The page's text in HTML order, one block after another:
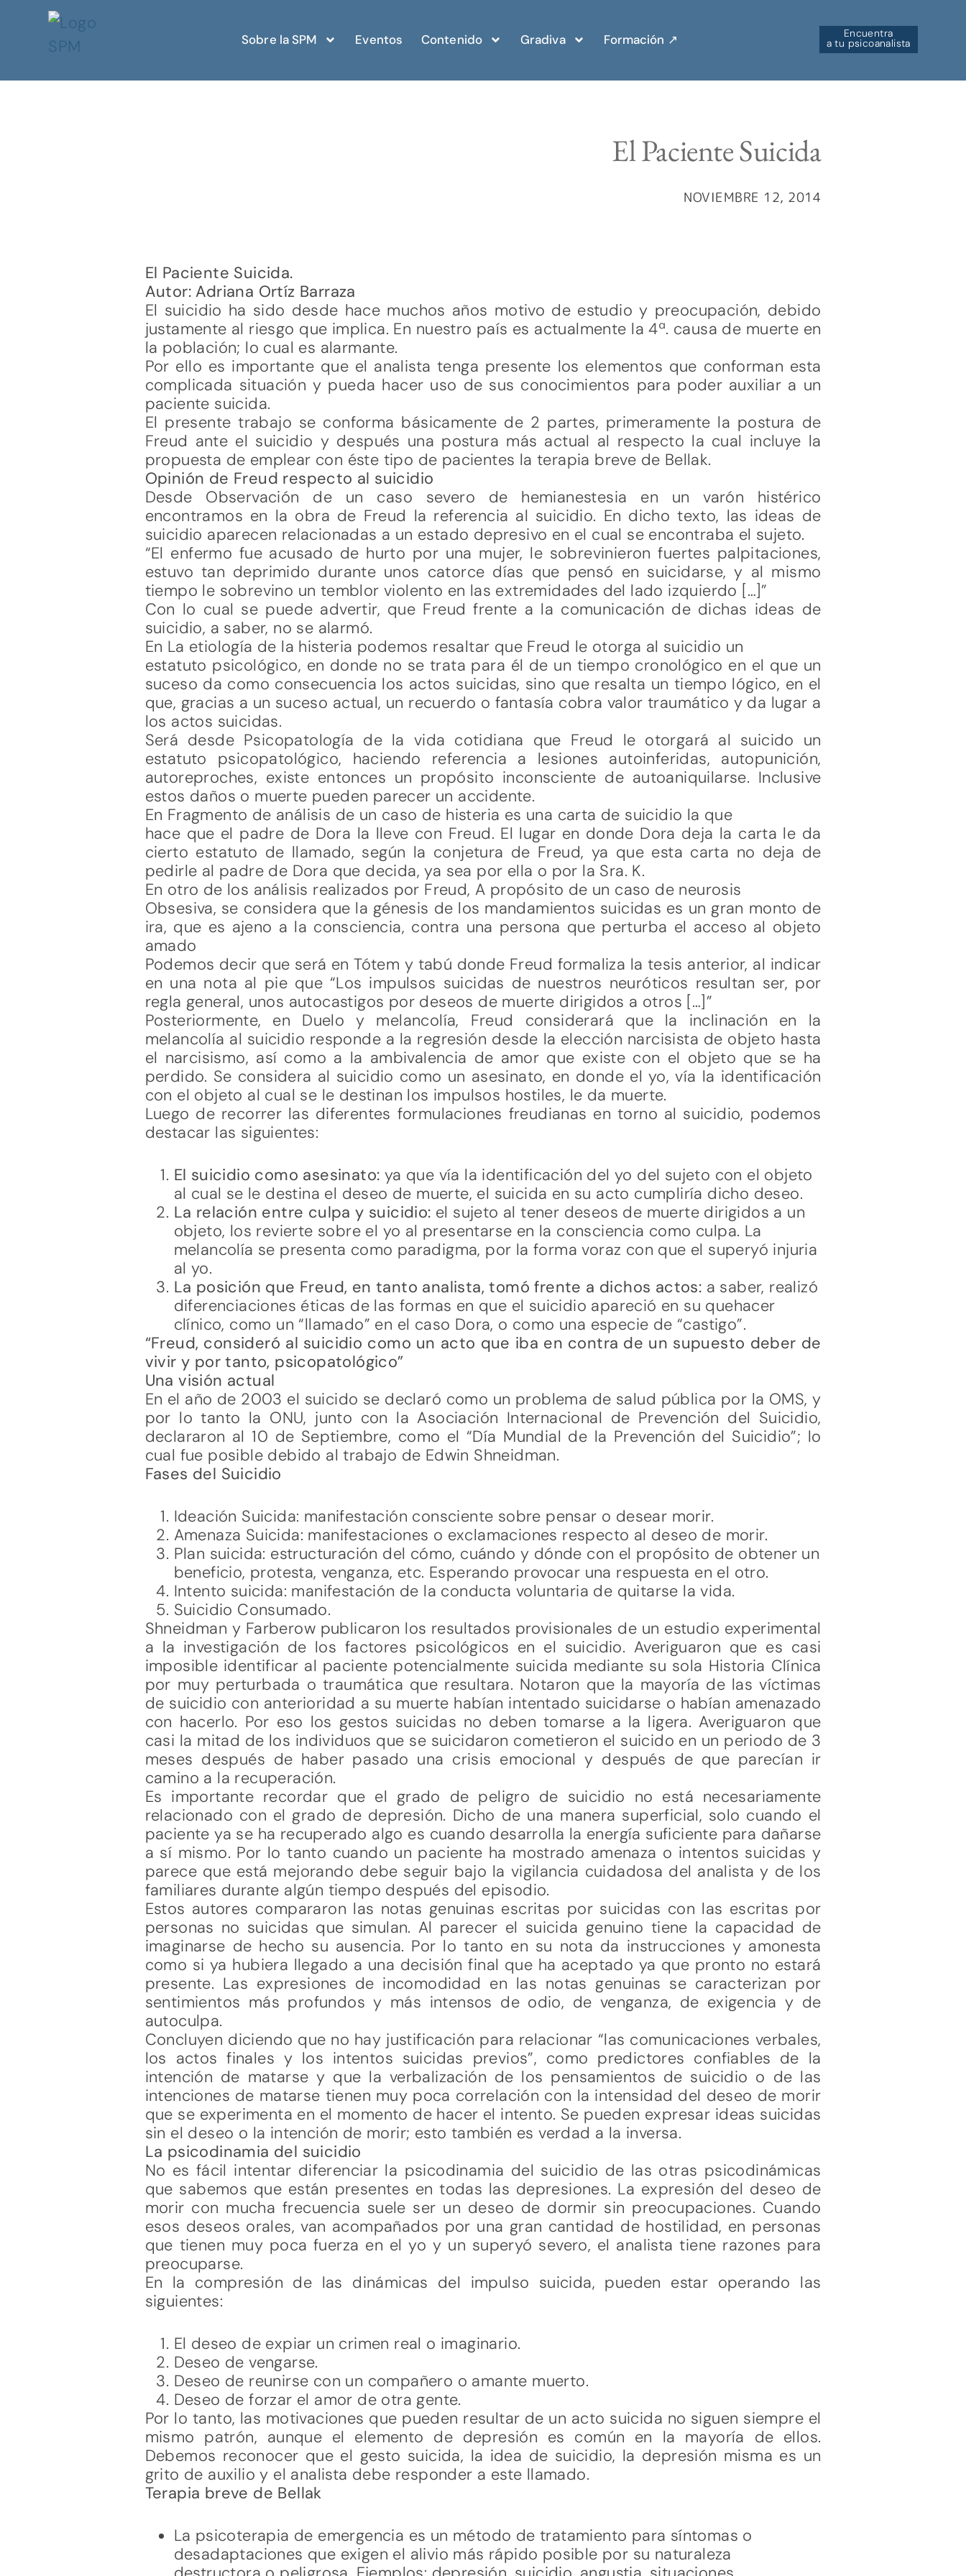
Sobre la SPM Eventos Contenido Gradiva Formación ↗︎ Encuentra
a tu psicoanalista
El Paciente Suicida
NOVIEMBRE 12, 2014
El Paciente Suicida.
Autor: Adriana Ortíz Barraza
El suicidio ha sido desde hace muchos años motivo de estudio y preocupación, debido
justamente al riesgo que implica. En nuestro país es actualmente la 4ª. causa de muerte en
la población; lo cual es alarmante.
Por ello es importante que el analista tenga presente los elementos que conforman esta
complicada situación y pueda hacer uso de sus conocimientos para poder auxiliar a un
paciente suicida.
El presente trabajo se conforma básicamente de 2 partes, primeramente la postura de
Freud ante el suicidio y después una postura más actual al respecto la cual incluye la
propuesta de emplear con éste tipo de pacientes la terapia breve de Bellak.
Opinión de Freud respecto al suicidio
Desde Observación de un caso severo de hemianestesia en un varón histérico
encontramos en la obra de Freud la referencia al suicidio. En dicho texto, las ideas de
suicidio aparecen relacionadas a un estado depresivo en el cual se encontraba el sujeto.
“El enfermo fue acusado de hurto por una mujer, le sobrevinieron fuertes palpitaciones,
estuvo tan deprimido durante unos catorce días que pensó en suicidarse, y al mismo
tiempo le sobrevino un temblor violento en las extremidades del lado izquierdo […]”
Con lo cual se puede advertir, que Freud frente a la comunicación de dichas ideas de
suicidio, a saber, no se alarmó.
En La etiología de la histeria podemos resaltar que Freud le otorga al suicidio un
estatuto psicológico, en donde no se trata para él de un tiempo cronológico en el que un
suceso da como consecuencia los actos suicidas, sino que resalta un tiempo lógico, en el
que, gracias a un suceso actual, un recuerdo o fantasía cobra valor traumático y da lugar a
los actos suicidas.
Será desde Psicopatología de la vida cotidiana que Freud le otorgará al suicido un
estatuto psicopatológico, haciendo referencia a lesiones autoinferidas, autopunición,
autoreproches, existe entonces un propósito inconsciente de autoaniquilarse. Inclusive
estos daños o muerte pueden parecer un accidente.
En Fragmento de análisis de un caso de histeria es una carta de suicidio la que
hace que el padre de Dora la lleve con Freud. El lugar en donde Dora deja la carta le da
cierto estatuto de llamado, según la conjetura de Freud, ya que esta carta no deja de
pedirle al padre de Dora que decida, ya sea por ella o por la Sra. K.
En otro de los análisis realizados por Freud, A propósito de un caso de neurosis
Obsesiva, se considera que la génesis de los mandamientos suicidas es un gran monto de
ira, que es ajeno a la consciencia, contra una persona que perturba el acceso al objeto
amado
Podemos decir que será en Tótem y tabú donde Freud formaliza la tesis anterior, al indicar
en una nota al pie que “Los impulsos suicidas de nuestros neuróticos resultan ser, por
regla general, unos autocastigos por deseos de muerte dirigidos a otros […]”
Posteriormente, en Duelo y melancolía, Freud considerará que la inclinación en la
melancolía al suicidio responde a la regresión desde la elección narcisista de objeto hasta
el narcisismo, así como a la ambivalencia de amor que existe con el objeto que se ha
perdido. Se considera al suicidio como un asesinato, en donde el yo, vía la identificación
con el objeto al cual se le destinan los impulsos hostiles, le da muerte.
Luego de recorrer las diferentes formulaciones freudianas en torno al suicidio, podemos
destacar las siguientes:
El suicidio como asesinato: ya que vía la identificación del yo del sujeto con el objeto
al cual se le destina el deseo de muerte, el suicida en su acto cumpliría dicho deseo.
La relación entre culpa y suicidio: el sujeto al tener deseos de muerte dirigidos a un
objeto, los revierte sobre el yo al presentarse en la consciencia como culpa. La
melancolía se presenta como paradigma, por la forma voraz con que el superyó injuria
al yo.
La posición que Freud, en tanto analista, tomó frente a dichos actos: a saber, realizó
diferenciaciones éticas de las formas en que el suicidio apareció en su quehacer
clínico, como un “llamado” en el caso Dora, o como una especie de “castigo”.
“Freud, consideró al suicidio como un acto que iba en contra de un supuesto deber de
vivir y por tanto, psicopatológico”
Una visión actual
En el año de 2003 el suicido se declaró como un problema de salud pública por la OMS, y
por lo tanto la ONU, junto con la Asociación Internacional de Prevención del Suicidio,
declararon al 10 de Septiembre, como el “Día Mundial de la Prevención del Suicidio”; lo
cual fue posible debido al trabajo de Edwin Shneidman.
Fases del Suicidio
Ideación Suicida: manifestación consciente sobre pensar o desear morir.
Amenaza Suicida: manifestaciones o exclamaciones respecto al deseo de morir.
Plan suicida: estructuración del cómo, cuándo y dónde con el propósito de obtener un
beneficio, protesta, venganza, etc. Esperando provocar una respuesta en el otro.
Intento suicida: manifestación de la conducta voluntaria de quitarse la vida.
Suicidio Consumado.
Shneidman y Farberow publicaron los resultados provisionales de un estudio experimental
a la investigación de los factores psicológicos en el suicidio. Averiguaron que es casi
imposible identificar al paciente potencialmente suicida mediante su sola Historia Clínica
por muy perturbada o traumática que resultara. Notaron que la mayoría de las víctimas
de suicidio con anterioridad a su muerte habían intentado suicidarse o habían amenazado
con hacerlo. Por eso los gestos suicidas no deben tomarse a la ligera. Averiguaron que
casi la mitad de los individuos que se suicidaron cometieron el suicido en un periodo de 3
meses después de haber pasado una crisis emocional y después de que parecían ir
camino a la recuperación.
Es importante recordar que el grado de peligro de suicidio no está necesariamente
relacionado con el grado de depresión. Dicho de una manera superficial, solo cuando el
paciente ya se ha recuperado algo es cuando desarrolla la energía suficiente para dañarse
a sí mismo. Por lo tanto cuando un paciente ha mostrado amenaza o intentos suicidas y
parece que está mejorando debe seguir bajo la vigilancia cuidadosa del analista y de los
familiares durante algún tiempo después del episodio.
Estos autores compararon las notas genuinas escritas por suicidas con las escritas por
personas no suicidas que simulan. Al parecer el suicida genuino tiene la capacidad de
imaginarse de hecho su ausencia. Por lo tanto en su nota da instrucciones y amonesta
como si ya hubiera llegado a una decisión final que ha aceptado ya que pronto no estará
presente. Las expresiones de incomodidad en las notas genuinas se caracterizan por
sentimientos más profundos y más intensos de odio, de venganza, de exigencia y de
autoculpa.
Concluyen diciendo que no hay justificación para relacionar “las comunicaciones verbales,
los actos finales y los intentos suicidas previos”, como predictores confiables de la
intención de matarse y que la verbalización de los pensamientos de suicidio o de las
intenciones de matarse tienen muy poca correlación con la intensidad del deseo de morir
que se experimenta en el momento de hacer el intento. Se pueden expresar ideas suicidas
sin el deseo o la intención de morir; esto también es verdad a la inversa.
La psicodinamia del suicidio
No es fácil intentar diferenciar la psicodinamia del suicidio de las otras psicodinámicas
que sabemos que están presentes en todas las depresiones. La expresión del deseo de
morir con mucha frecuencia suele ser un deseo de dormir sin preocupaciones. Cuando
esos deseos orales, van acompañados por una gran cantidad de hostilidad, en personas
que tienen muy poca fuerza en el yo y un superyó severo, el analista tiene razones para
preocuparse.
En la compresión de las dinámicas del impulso suicida, pueden estar operando las
siguientes:
El deseo de expiar un crimen real o imaginario.
Deseo de vengarse.
Deseo de reunirse con un compañero o amante muerto.
Deseo de forzar el amor de otra gente.
Por lo tanto, las motivaciones que pueden resultar de un acto suicida no siguen siempre el
mismo patrón, aunque el elemento de depresión es común en la mayoría de ellos.
Debemos reconocer que el gesto suicida, la idea de suicidio, la depresión misma es un
grito de auxilio y el analista debe responder a este llamado.
Terapia breve de Bellak
La psicoterapia de emergencia es un método de tratamiento para síntomas o
desadaptaciones que exigen el alivio más rápido posible por su naturaleza